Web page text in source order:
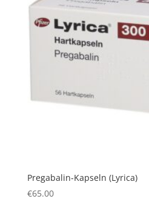
Pregabalin-Kapseln (Lyrica)
€65.00